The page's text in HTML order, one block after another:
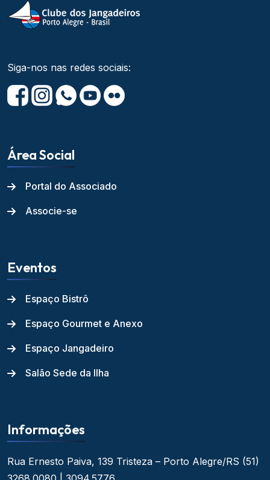
Siga-nos nas redes sociais:
Área Social
Portal do Associado
Associe-se
Eventos
Espaço Bistrô
Espaço Gourmet e Anexo
Espaço Jangadeiro
Salão Sede da Ilha
Informações
Rua Ernesto Paiva, 139 Tristeza – Porto Alegre/RS (51)